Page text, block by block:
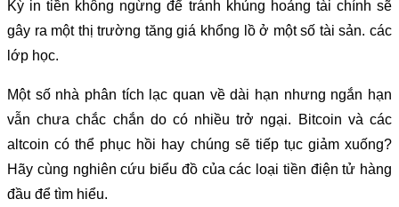
Kỳ in tiền không ngừng để tránh khủng hoảng tài chính sẽ
gây ra một thị trường tăng giá khổng lồ ở một số tài sản. các
lớp học.
Một số nhà phân tích lạc quan về dài hạn nhưng ngắn hạn
vẫn chưa chắc chắn do có nhiều trở ngại. Bitcoin và các
altcoin có thể phục hồi hay chúng sẽ tiếp tục giảm xuống?
Hãy cùng nghiên cứu biểu đồ của các loại tiền điện tử hàng
đầu để tìm hiểu.